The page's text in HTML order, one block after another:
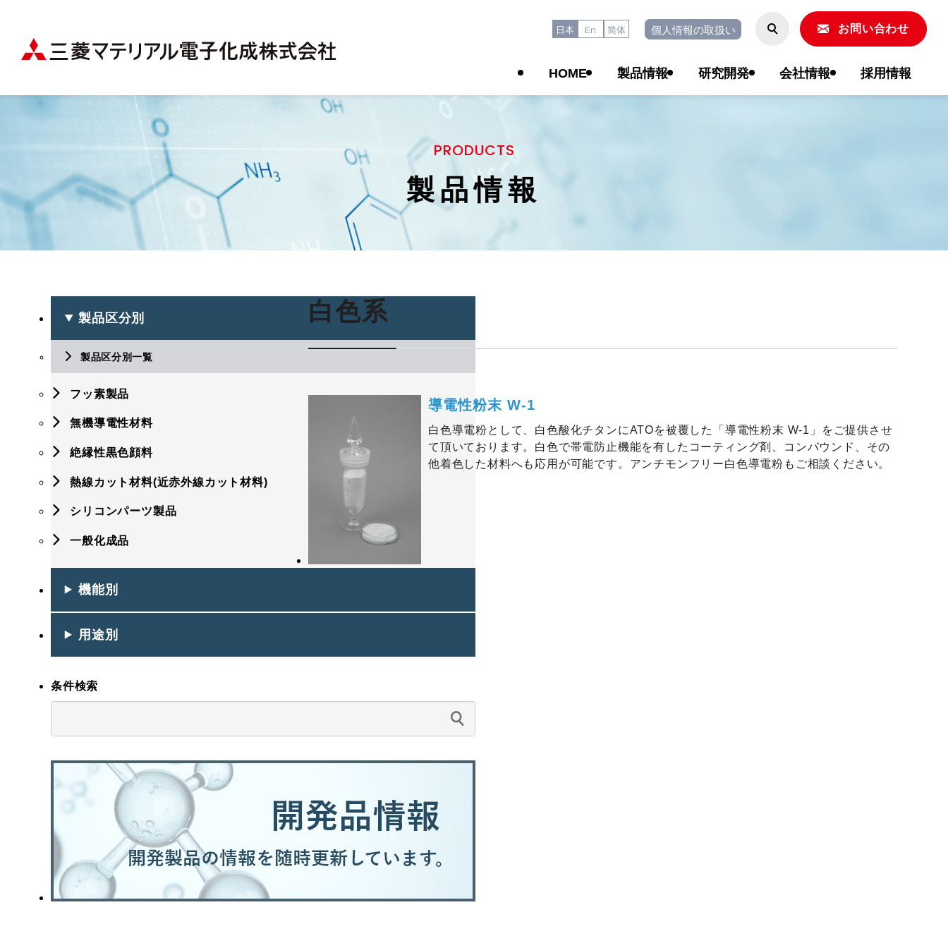
HOME 製品情報 研究開発 会社情報 採用情報
日本 En 简体 個人情報の取扱い お問い合わせ
PRODUCTS
製品情報
製品区分別
製品区分別一覧
フッ素製品
無機導電性材料
絶縁性黒色顔料
熱線カット材料(近赤外線カット材料)
シリコンパーツ製品
一般化成品
機能別
用途別
条件検索
白色系
導電性粉末 W-1
白色導電粉として、白色酸化チタンにATOを被覆した「導電性粉末 W-1」をご提供させ
て頂いております。白色で帯電防止機能を有したコーティング剤、コンパウンド、その
他着色した材料へも応用が可能です。アンチモンフリー白色導電粉もご相談ください。